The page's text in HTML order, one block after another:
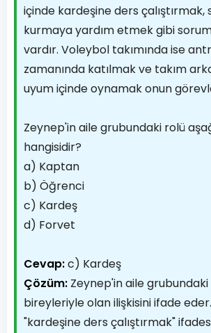
içinde kardeşine ders çalıştırmak,
kurmaya yardım etmek gibi
vardır. Voleybol takımında ise
zamanında katılmak ve takım
uyum içinde oynamak onun
Zeynep'in aile grubundaki rolü
hangisidir?
a) Kaptan
b) Öğrenci
c) Kardeş
d) Forvet
Cevap:c) Kardeş
Çözüm: Zeynep'in aile grubundaki
bireyleriyle olan ilişkisini ifade
"kardeşine ders çalıştırmak"